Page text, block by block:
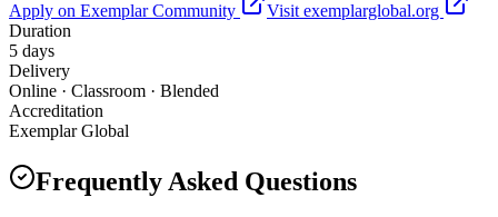
Apply on Exemplar Community
Visit exemplarglobal.org
Duration
5 days
Delivery
Online · Classroom · Blended
Accreditation
Exemplar Global
Frequently Asked Questions